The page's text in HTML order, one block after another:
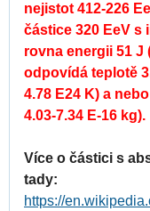
nejistot 412-226
částice 320 EeV s
rovna energii 51 J
odpovídá teplotě
4.78 E24 K) a
4.03-7.34 E-16 kg).
Více o částici s
tady:
https://